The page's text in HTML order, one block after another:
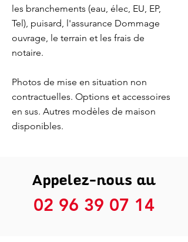
les branchements (eau, élec, EU, EP,
Tel), puisard, l'assurance Dommage
ouvrage, le terrain et les frais de
notaire.
Photos de mise en situation non
contractuelles. Options et accessoires
en sus. Autres modèles de maison
disponibles.
Appelez-nous au
02 96 39 07 14